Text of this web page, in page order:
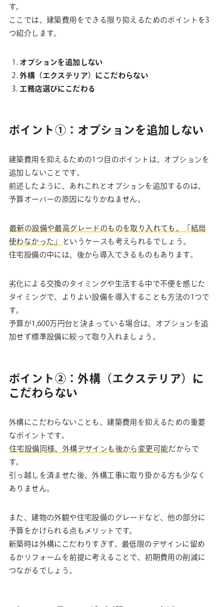
す。
ここでは、建築費用をできる限り抑えるためのポイントを3
つ紹介します。
オプションを追加しない
外構（エクステリア）にこだわらない
工務店選びにこだわる
ポイント①：オプションを追加しない
建築費用を抑えるための1つ目のポイントは、オプションを
追加しないことです。
前述したように、あれこれとオプションを追加するのは、
予算オーバーの原因になりかねません。
最新の設備や最高グレードのものを取り入れても、「結局
使わなかった」
というケースも考えられるでしょう。
住宅設備の中には、後から導入できるものもあります。
劣化による交換のタイミングや生活する中で不便を感じた
タイミングで、よりよい設備を導入することも方法の1つで
す。
予算が1,600万円台と決まっている場合は、オプションを追
加せず標準設備に絞って取り入れましょう。
ポイント②：外構（エクステリア）に
こだわらない
外構にこだわらないことも、建築費用を抑えるための重要
なポイントです。
住宅設備同様、外構デザインも後から変更可能だからで
す。
引っ越しを済ませた後、外構工事に取り掛かる方も少なく
ありません。
また、建物の外観や住宅設備のグレードなど、他の部分に
予算をかけられる点もメリットです。
新築時は外構にこだわりすぎず、最低限のデザインに留め
るかリフォームを前提に考えることで、初期費用の削減に
つながるでしょう。